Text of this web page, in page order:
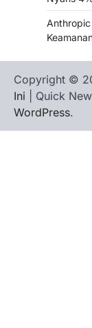
Copyright ©
Ini | Quick
WordPress.